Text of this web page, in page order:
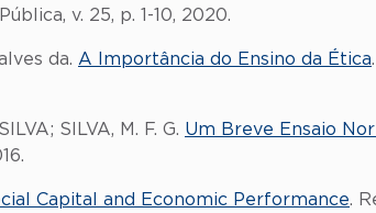
v. 25, p. 1-10, 2020.
da. A Importância do Ensino da Ética
SILVA, M. F. G. Um Breve Ensaio
Capital and Economic Performance.